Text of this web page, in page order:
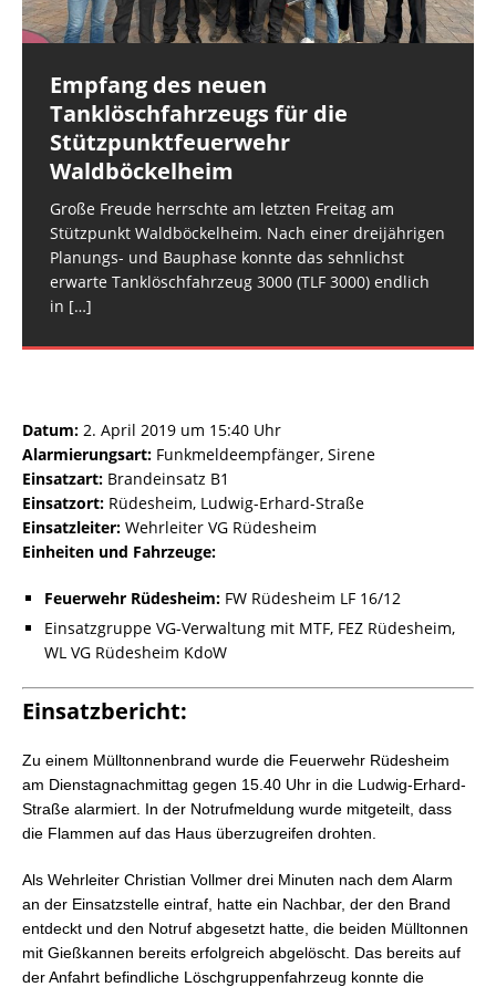
Empfang des neuen
Tanklöschfahrzeugs für die
Stützpunktfeuerwehr
Waldböckelheim
Große Freude herrschte am letzten Freitag am
Stützpunkt Waldböckelheim. Nach einer dreijährigen
Planungs- und Bauphase konnte das sehnlichst
erwarte Tanklöschfahrzeug 3000 (TLF 3000) endlich
in […]
Rüdesheim: Notfalltüröffnung
Datum: 5. August 2026 um
08:41 UhrAlarmierungsart: DME,
GroupAlarmEinsatzart: Hilfeleistungseinsatz H2 >
NahestraßeEinsatzleiter: Wehrleiter VG
RüdesheimEinheiten und Fahrzeuge: Einsatzgruppe
DLZ: Einsatzgruppe DLZ mit[…]
Fahrzeuge: Feuerwehr Rüdesheim: FW […]
Wehrleiter-Stellvertreter 2 VG RüdesheimEinheiten
und Fahrzeuge:[…]
Fahrzeuge: Feuerwehr Hargesheim-Roxheim: FW
Hargesheim-Roxheim LF 20 KatS[…]
Datum: 2. April 2019 um 15:40 Uhr
Alarmierungsart: Funkmeldeempfänger, Sirene
Einsatzart: Brandeinsatz B1
Einsatzort: Rüdesheim, Ludwig-Erhard-Straße
Einsatzleiter: Wehrleiter VG Rüdesheim
Einheiten und Fahrzeuge:
Feuerwehr Rüdesheim: FW Rüdesheim LF 16/12
Einsatzgruppe VG-Verwaltung mit MTF, FEZ Rüdesheim,
WL VG Rüdesheim KdoW
Einsatzbericht:
Zu einem Mülltonnenbrand wurde die Feuerwehr Rüdesheim
am Dienstagnachmittag gegen 15.40 Uhr in die Ludwig-Erhard-
Straße alarmiert. In der Notrufmeldung wurde mitgeteilt, dass
die Flammen auf das Haus überzugreifen drohten.
Als Wehrleiter Christian Vollmer drei Minuten nach dem Alarm
an der Einsatzstelle eintraf, hatte ein Nachbar, der den Brand
entdeckt und den Notruf abgesetzt hatte, die beiden Mülltonnen
mit Gießkannen bereits erfolgreich abgelöscht. Das bereits auf
der Anfahrt befindliche Löschgruppenfahrzeug konnte die